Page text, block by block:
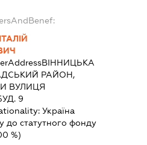
ВІННИЦЬКА
РАЙОН,
ВУЛИЦЯ
9
Україна
до статутного фонду
%)